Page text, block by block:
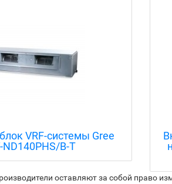
VRF-системы Gree
ND140PHS/B-T
оставляют за собой право